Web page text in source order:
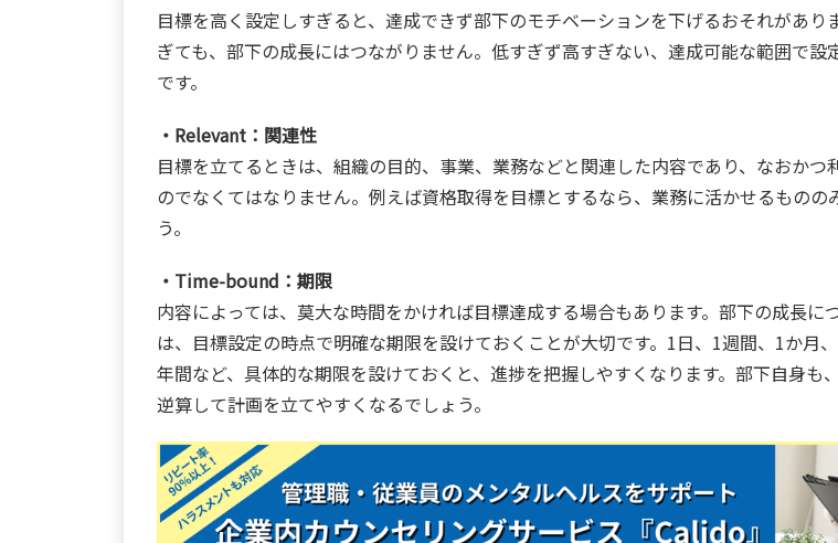
目標を高く設定しすぎると、達成できず部下のモチベーションを下げるおそれがあり
ぎても、部下の成長にはつながりません。低すぎず高すぎない、達成可能な範囲で設
です。
・Relevant：関連性
目標を立てるときは、組織の目的、事業、業務などと関連した内容であり、なおかつ
のでなくてはなりません。例えば資格取得を目標とするなら、業務に活かせるものの
う。
・Time-bound：期限
内容によっては、莫大な時間をかければ目標達成する場合もあります。部下の成長に
は、目標設定の時点で明確な期限を設けておくことが大切です。1日、1週間、1か月、
年間など、具体的な期限を設けておくと、進捗を把握しやすくなります。部下自身も
逆算して計画を立てやすくなるでしょう。